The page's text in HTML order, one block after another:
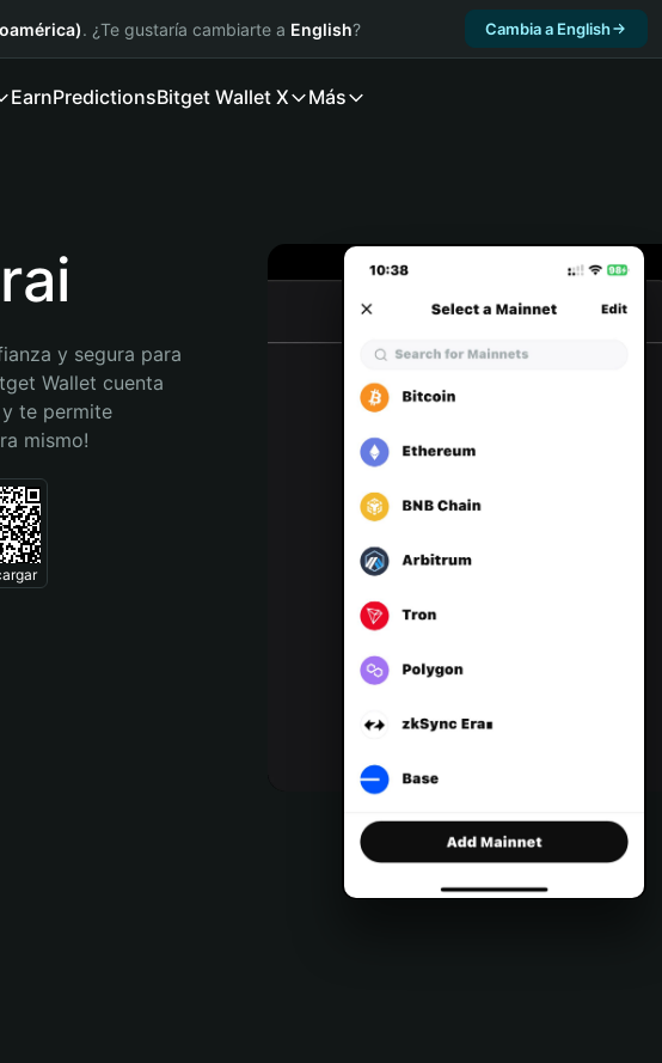
. ¿Te gustaría cambiarte a English? Cambia a English
EarnPredictionsBitget Wallet X Más
y segura para
Wallet cuenta
te permite
mismo!